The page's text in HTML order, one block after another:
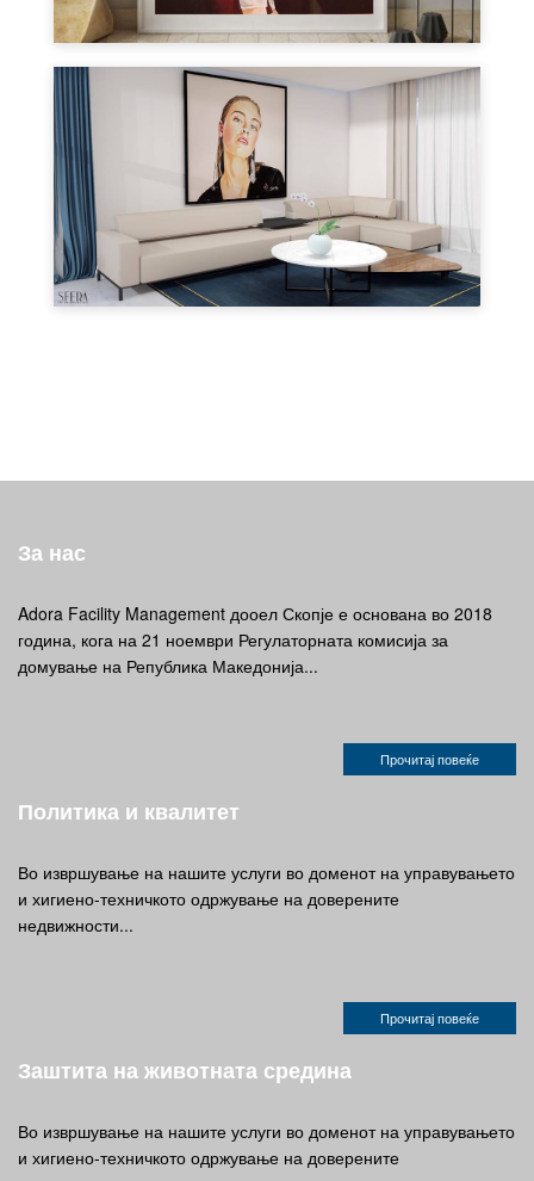
За нас
Adora Facility Management дооел Скопје е основана во 2018
година, кога на 21 ноември Регулаторната комисија за
домување на Република Македонија...
Прочитај повеќе
Политика и квалитет
Во извршување на нашите услуги во доменот на управувањето
и хигиено-техничкото одржување на доверените
недвижности...
Прочитај повеќе
Заштита на животната средина
Во извршување на нашите услуги во доменот на управувањето
и хигиено-техничкото одржување на доверените